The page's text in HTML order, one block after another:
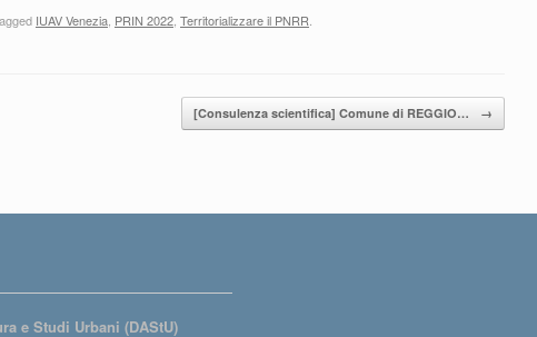
IUAV Venezia, PRIN 2022, Territorializzare il PNRR.
[Consulenza scientifica] Comune di REGGIO… →
e Studi Urbani (DAStU)